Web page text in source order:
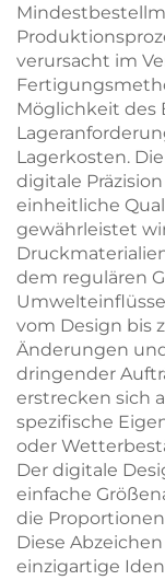
verursacht im
Möglichkeit des
Lagerkosten.
digitale
einheitliche
gewährleistet
dem regulären
vom Design bis
Änderungen
dringender
erstrecken sich
spezifische
oder
Der digitale
einfache
die
Diese
einzigartige